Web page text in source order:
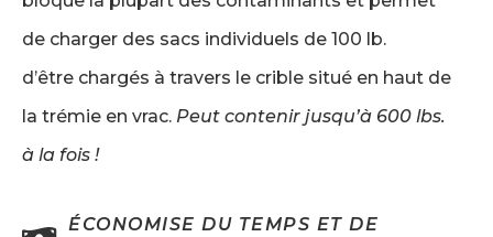
de charger des sacs individuels de 100 lb.
d’être chargés à travers le crible situé en haut de
la trémie en vrac. Peut contenir jusqu’à 600 lbs.
à la fois !
ÉCONOMISE DU TEMPS ET DE